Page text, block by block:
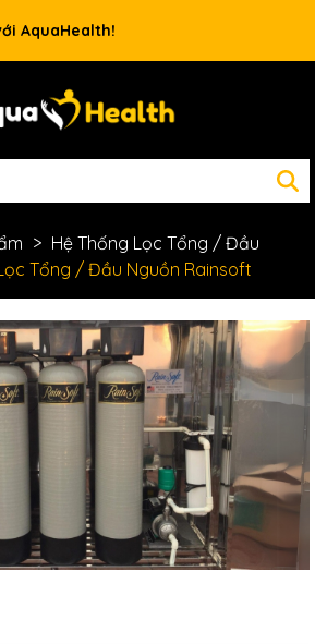
AquaHealth!
Hệ Thống Lọc Tổng / Đầu
Tổng / Đầu Nguồn Rainsoft